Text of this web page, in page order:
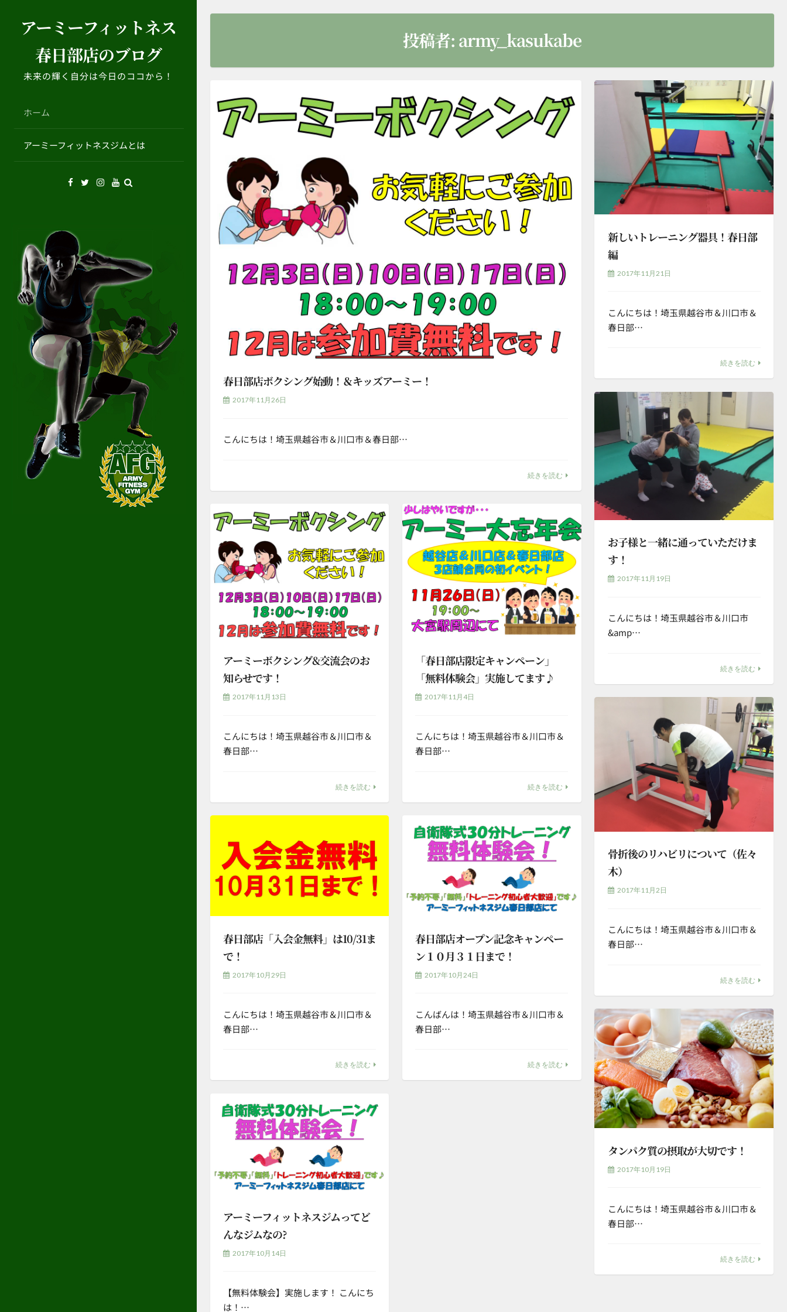
アーミーフィットネス
春日部店のブログ
未来の輝く自分は今日のココから！
ホーム
アーミーフィットネスジムとは
Facebook
TwitterInstagram
YouTube
投稿者: army_kasukabe
春日部店ボクシング始動！＆キッズアーミー！
2017年11月26日
こんにちは！埼玉県越谷市＆川口市＆春日部…
続きを読む
新しいトレーニング器具！春日部
編
2017年11月21日
こんにちは！埼玉県越谷市＆川口市＆
春日部…
続きを読む
お子様と一緒に通っていただけま
す！
2017年11月19日
こんにちは！埼玉県越谷市＆川口市
&amp…
続きを読む
アーミーボクシング&交流会のお
知らせです！
2017年11月13日
こんにちは！埼玉県越谷市＆川口市＆
春日部…
続きを読む
「春日部店限定キャンペーン」
「無料体験会」実施してます♪
2017年11月4日
こんにちは！埼玉県越谷市＆川口市＆
春日部…
続きを読む
骨折後のリハビリについて（佐々
木）
2017年11月2日
こんにちは！埼玉県越谷市＆川口市＆
春日部…
続きを読む
春日部店「入会金無料」は10/31ま
で！
2017年10月29日
こんにちは！埼玉県越谷市＆川口市＆
春日部…
続きを読む
春日部店オープン記念キャンペー
ン１０月３１日まで！
2017年10月24日
こんばんは！埼玉県越谷市＆川口市＆
春日部…
続きを読む
タンパク質の摂取が大切です！
2017年10月19日
こんにちは！埼玉県越谷市＆川口市＆
春日部…
続きを読む
アーミーフィットネスジムってど
んなジムなの?
2017年10月14日
【無料体験会】実施します！ こんにち
は！…